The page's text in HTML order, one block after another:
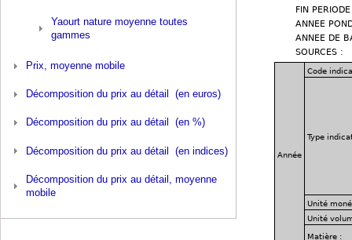
Yaourt nature moyenne toutes
gammes
Prix, moyenne mobile
Décomposition du prix au détail (en euros)
Décomposition du prix au détail (en %)
Décomposition du prix au détail (en indices)
Décomposition du prix au détail, moyenne
mobile